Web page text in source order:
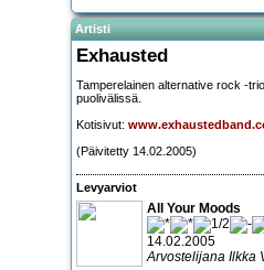
Artisti
Exhausted
Tamperelainen alternative rock -
puolivälissä.
Kotisivut:
(Päivitetty 14.02.2005)
Levyarviot
All Your Moods
14.02.2005
Arvostelijana Ilkka